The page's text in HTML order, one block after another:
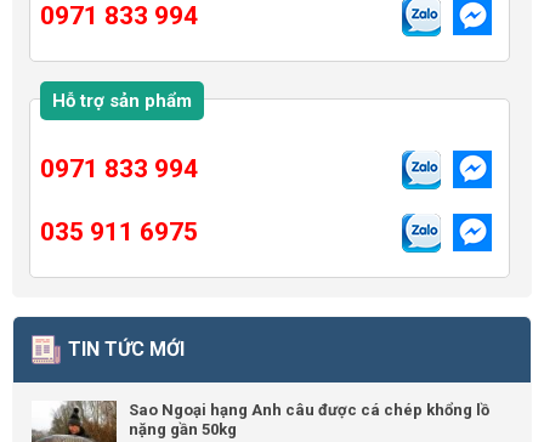
0971 833 994
Hỗ trợ sản phẩm
0971 833 994
035 911 6975
TIN TỨC MỚI
Sao Ngoại hạng Anh câu được cá chép khổng lồ
nặng gần 50kg